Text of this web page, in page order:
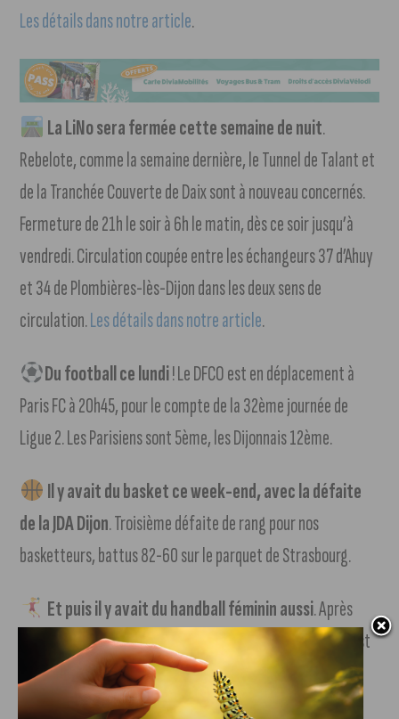
Les détails dans notre article.
La LiNo sera fermée cette semaine de nuit.
Rebelote, comme la semaine dernière, le Tunnel de Talant et
de la Tranchée Couverte de Daix sont à nouveau concernés.
Fermeture de 21h le soir à 6h le matin, dès ce soir jusqu’à
vendredi. Circulation coupée entre les échangeurs 37 d’Ahuy
et 34 de Plombières-lès-Dijon dans les deux sens de
circulation.Les détails dans notre article.
Du football ce lundi! Le DFCO est en déplacement à
Paris FC à 20h45, pour le compte de la 32ème journée de
Ligue 2. Les Parisiens sont 5ème, les Dijonnais 12ème.
Il y avait du basket ce week-end, avec la défaite
de la JDA Dijon. Troisième défaite de rang pour nos
basketteurs, battus 82-60 sur le parquet de Strasbourg.
Et puis il y avait du handball féminin aussi. Après
avoir mené la première période 12 à 10, la JDA Handball s’est
inclinée face à Nice 22 à 25.